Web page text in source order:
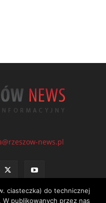
news.pl
ciasteczka) do technicznej
publikowanych przez nas